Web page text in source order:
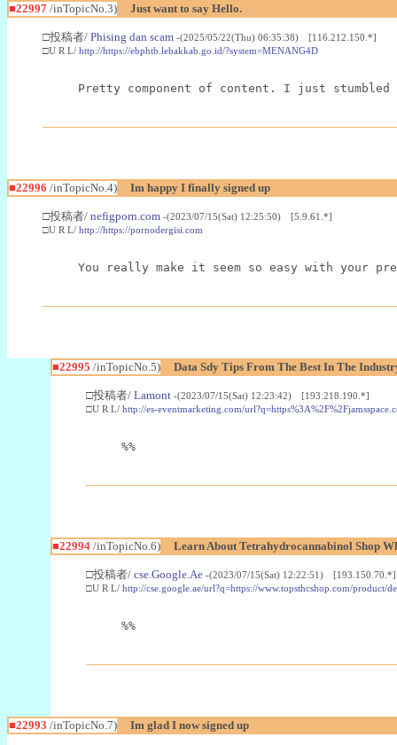
■22997 /inTopicNo.3) Just want to say Hello.
□投稿者/ Phising dan scam -(2025/05/22(Thu) 06:35:38) [116.212.150.*]
□U R L/ http://https://ebphtb.lebakkab.go.id/?system=MENANG4D
Pretty component of content. I just
■22996 /inTopicNo.4) Im happy I finally signed up
□投稿者/ nefigporn.com -(2023/07/15(Sat) 12:25:50) [5.9.61.*]
□U R L/ http://https://pornodergisi.com
You really make it seem so easy with your
■22995 /inTopicNo.5) Data Sdy Tips From The Best In The
□投稿者/ Lamont -(2023/07/15(Sat) 12:23:42) [193.218.190.*]
□U R L/ http://es-eventmarketing.com/
%%
■22994/inTopicNo.6) Learn About Tetrahydrocannabinol Shop
□投稿者/ cse.Google.Ae -(2023/07/15(Sat) 12:22:51) [193.150.70.*]
□U R L/ http://cse.google.ae/url?q=https://www.topsthcshop.com/
%%
■22993 /inTopicNo.7) Im glad I now signed up